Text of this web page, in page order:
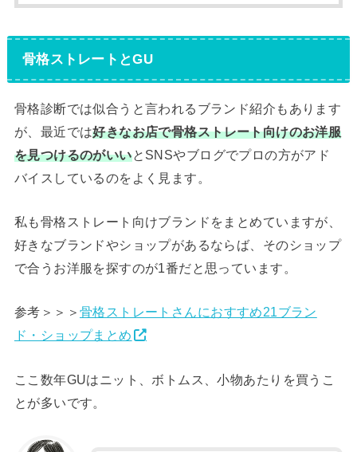
骨格ストレートとGU
骨格診断では似合うと言われるブランド紹介もあります
が、最近では好きなお店で骨格ストレート向けのお洋服
を見つけるのがいいとSNSやブログでプロの方がアド
バイスしているのをよく見ます。
私も骨格ストレート向けブランドをまとめていますが、
好きなブランドやショップがあるならば、そのショップ
で合うお洋服を探すのが1番だと思っています。
参考＞＞＞ 骨格ストレートさんにおすすめ21ブラン
ド・ショップまとめ
ここ数年GUはニット、ボトムス、小物あたりを買うこ
とが多いです。